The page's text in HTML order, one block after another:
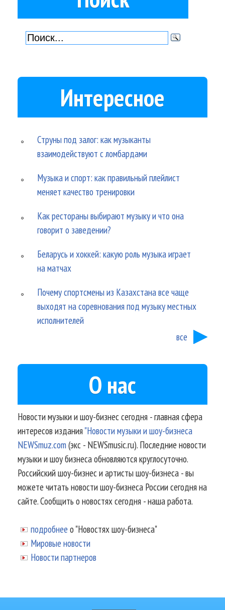
Интересное
Струны под залог: как музыканты
взаимодействуют с ломбардами
Музыка и спорт: как правильный плейлист
меняет качество тренировки
Как рестораны выбирают музыку и что она
говорит о заведении?
Беларусь и хоккей: какую роль музыка играет
на матчах
Почему спортсмены из Казахстана все чаще
выходят на соревнования под музыку местных
исполнителей
все
О нас
Новости музыки и шоу-бизнес сегодня - главная сфера
интересов издания"Новости музыки и шоу-бизнеса
NEWSmuz.com(экс - NEWSmusic.ru). Последние новости
музыки и шоу бизнеса обновляются круглосуточно.
Российский шоу-бизнес и артисты шоу-бизнеса - вы
можете читать новости шоу-бизнеса России сегодня на
сайте. Сообщить о новостях сегодня - наша работа.
подробнее о "Новостях шоу-бизнеса"
Мировые новости
Новости партнеров